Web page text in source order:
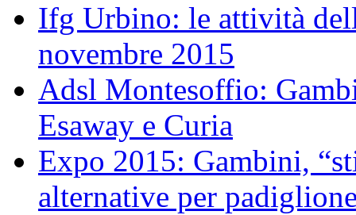
Ifg Urbino: le attività
novembre 2015
Adsl Montesoffio:
Esaway e Curia
Expo 2015: Gambini,
alternative per